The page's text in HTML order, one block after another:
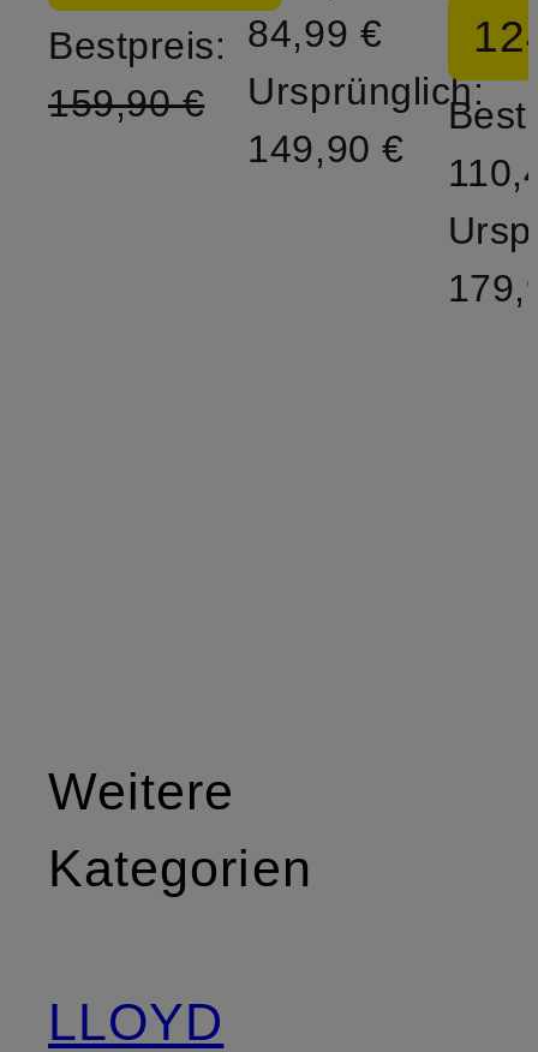
Bestpreis:
159,90 €
84,99 €
Ursprünglich:
149,90 €
Weitere
Kategorien
LLOYD